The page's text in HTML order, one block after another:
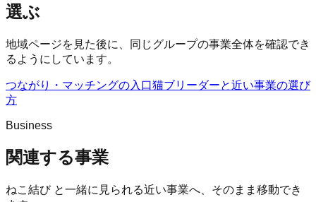
選ぶ
地域ページを見た後に、同じグループの事業全体を確認でき
るようにしています。
つながり・マッチングの入口猫ブリーダーと近い事業の選び
方
Business
関連する事業
ねこ結びと一緒に見られる近い事業へ、そのまま移動でき